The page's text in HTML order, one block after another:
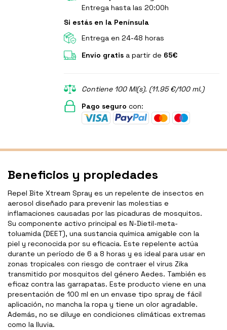
Entrega hasta las 20:00h
Si estás en la Península
Entrega en 24-48 horas
Envío gratis a partir de 65€
Contiene 100 Ml(s). (11.95 €/100 ml.)
Pago seguro con:
Beneficios y propiedades
Repel Bite Xtream Spray es un repelente de insectos en
aerosol diseñado para prevenir las molestias e
inflamaciones causadas por las picaduras de mosquitos.
Su componente activo principal es N-Dietil-meta-
toluamida (DEET), una sustancia química amigable con la
piel y reconocida por su eficacia. Este repelente actúa
durante un período de 6 a 8 horas y es ideal para usar en
zonas tropicales con riesgo de contraer el virus Zika
transmitido por mosquitos del género Aedes. También es
eficaz contra las garrapatas. Este producto viene en una
presentación de 100 ml en un envase tipo spray de fácil
aplicación, no mancha la ropa y tiene un olor agradable.
Además, no se diluye en condiciones climáticas extremas
como la lluvia.